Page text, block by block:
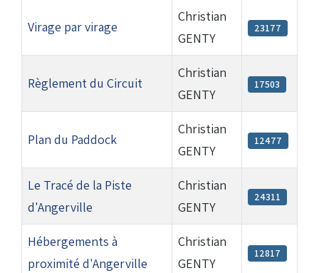
Virage par virage
Christian
GENTY
23177
Règlement du Circuit
Christian
GENTY
17503
Plan du Paddock
Christian
GENTY
12477
Le Tracé de la Piste
d'Angerville
Christian
GENTY
24311
Hébergements à
proximité d'Angerville
Christian
GENTY
12817